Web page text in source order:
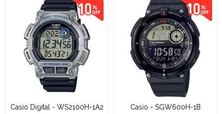
Casio Digital - WS2100H-1A2 Casio - SGW600H-1B